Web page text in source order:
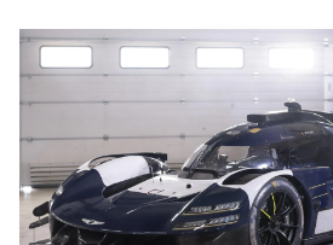
JEU OFFICIEL
HOSPITALITÉS
BILLETTERIE